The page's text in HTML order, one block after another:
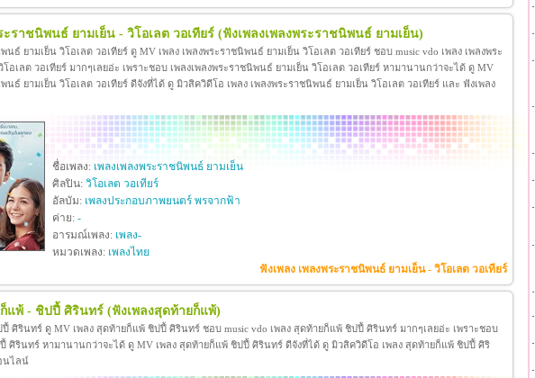
ะราชนิพนธ์ ยามเย็น - วิโอเลต วอเทียร์ (ฟังเพลงเพลงพระราชนิพนธ์ ยามเย็น)
นธ์ ยามเย็น วิโอเลต วอเทียร์ ดู MV เพลง เพลงพระราชนิพนธ์ ยามเย็น วิโอเลต วอเทียร์ ชอบ music vdo เพลง เพลงพระ
อเลต วอเทียร์ มากๆเลยอ่ะ เพราะชอบ เพลงเพลงพระราชนิพนธ์ ยามเย็น วิโอเลต วอเทียร์ หามานานกว่าจะได้ ดู MV
นธ์ ยามเย็น วิโอเลต วอเทียร์ ดีจังที่ได้ ดู มิวสิควิดีโอ เพลง เพลงพระราชนิพนธ์ ยามเย็น วิโอเลต วอเทียร์ และ ฟังเพลง
ชื่อเพลง: เพลงเพลงพระราชนิพนธ์ ยามเย็น
ศิลปิน: วิโอเลต วอเทียร์
อัลบัม: เพลงประกอบภาพยนตร์ พรจากฟ้า
ค่าย: -
อารมณ์เพลง: เพลง-
หมวดเพลง: เพลงไทย
ฟังเพลง เพลงพระราชนิพนธ์ ยามเย็น - วิโอเลต วอเทียร์
แพ้ - ชิปปี้ ศิรินทร์ (ฟังเพลงสุดท้ายก็แพ้)
ศิรินทร์ ดู MV เพลง สุดท้ายก็แพ้ ชิปปี้ ศิรินทร์ ชอบ music vdo เพลง สุดท้ายก็แพ้ ชิปปี้ ศิรินทร์ มากๆเลยอ่ะ เพราะชอบ
ศิรินทร์ หามานานกว่าจะได้ ดู MV เพลง สุดท้ายก็แพ้ ชิปปี้ ศิรินทร์ ดีจังที่ได้ ดู มิวสิควิดีโอ เพลง สุดท้ายก็แพ้ ชิปปี้ ศิริ
นไลน์